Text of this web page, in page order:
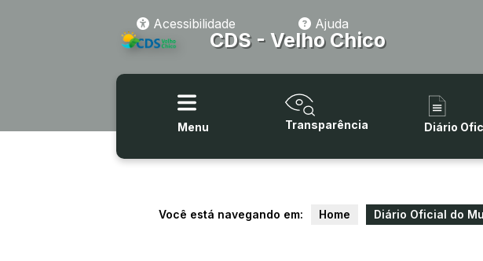
Acessibilidade
Ajuda
CDS - Velho Chico
Menu Transparência Diário
Você está navegando em: Home Diário Oficial do